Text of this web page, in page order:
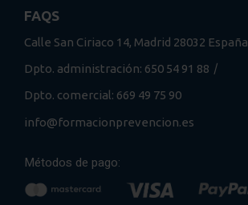
FAQS
Calle San Ciriaco 14, Madrid 28032 España
Dpto. administración: 650 54 91 88 /
Dpto. comercial: 669 49 75 90
info@formacionprevencion.es
Métodos de pago: